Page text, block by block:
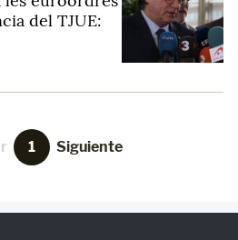
del TJUE:
1 Siguiente